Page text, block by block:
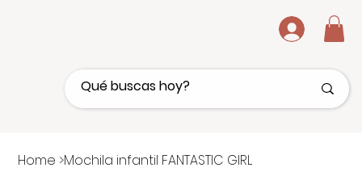
.
Home >Mochila infantil FANTASTIC GIRL